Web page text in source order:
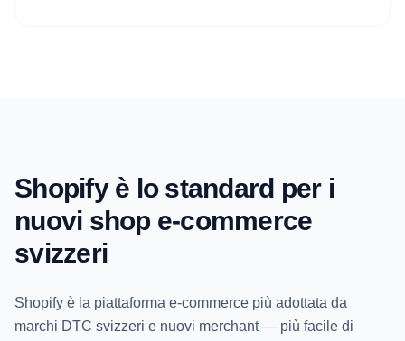
Shopify è lo standard per i
nuovi shop e-commerce
svizzeri
Shopify è la piattaforma e-commerce più adottata da
marchi DTC svizzeri e nuovi merchant — più facile di